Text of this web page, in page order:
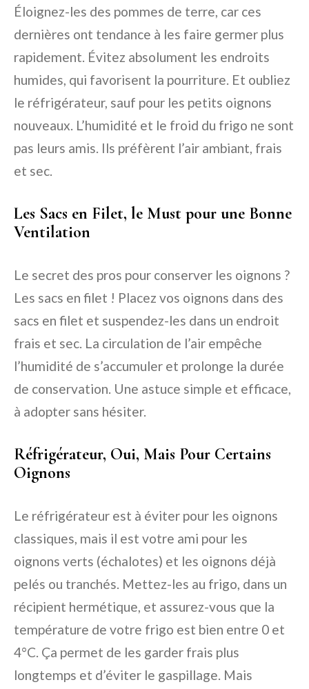
Éloignez-les des pommes de terre, car ces
dernières ont tendance à les faire germer plus
rapidement. Évitez absolument les endroits
humides, qui favorisent la pourriture. Et oubliez
le réfrigérateur, sauf pour les petits oignons
nouveaux. L’humidité et le froid du frigo ne sont
pas leurs amis. Ils préfèrent l’air ambiant, frais
et sec.
Les Sacs en Filet, le Must pour une Bonne
Ventilation
Le secret des pros pour conserver les oignons ?
Les sacs en filet ! Placez vos oignons dans des
sacs en filet et suspendez-les dans un endroit
frais et sec. La circulation de l’air empêche
l’humidité de s’accumuler et prolonge la durée
de conservation. Une astuce simple et efficace,
à adopter sans hésiter.
Réfrigérateur, Oui, Mais Pour Certains
Oignons
Le réfrigérateur est à éviter pour les oignons
classiques, mais il est votre ami pour les
oignons verts (échalotes) et les oignons déjà
pelés ou tranchés. Mettez-les au frigo, dans un
récipient hermétique, et assurez-vous que la
température de votre frigo est bien entre 0 et
4°C. Ça permet de les garder frais plus
longtemps et d’éviter le gaspillage. Mais